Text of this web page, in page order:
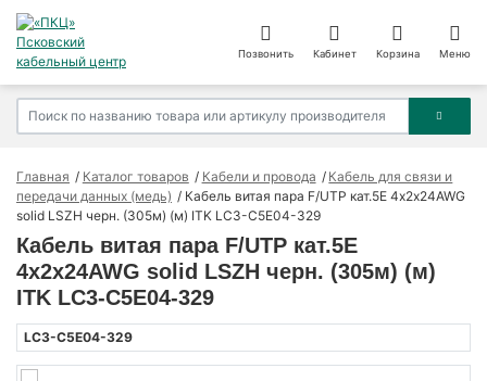
Позвонить Кабинет Корзина Меню
Главная Каталог товаров Кабели и провода
Кабель для связи и
передачи данных (медь)
Кабель витая пара F/UTP кат.5E 4х2х24AWG
solid LSZH черн. (305м) (м) ITK LC3-C5E04-329
Кабель витая пара F/UTP кат.5E
4х2х24AWG solid LSZH черн. (305м) (м)
ITK LC3-C5E04-329
LC3-C5E04-329